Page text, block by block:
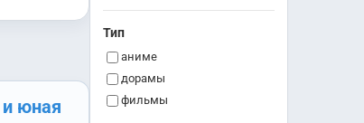
юная
Тип
аниме
дорамы
фильмы